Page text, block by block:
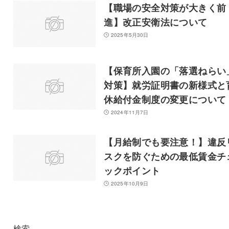
【職場の安全対策が大きく前
進】改正安衛法について
2025年5月30日
【保育所入園の「落選ねらい
対策】就労証明書の新様式と
休給付金制度の変更について
2024年11月7日
【月給制でも要注意！】違反
スクを防ぐための最低賃金チ
ックポイント
2025年10月9日